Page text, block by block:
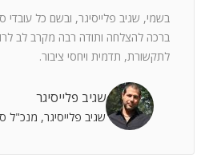
בשמי, שגיב פלייסיגר, ובשם כל עובדי
ברכה להצלחה ותודה רבה מקרב לב
לתקשורת, תדמית ויחסי ציבור.
שגיב פלייסיגר
שגיב פלייסיגר, מנכ"ל